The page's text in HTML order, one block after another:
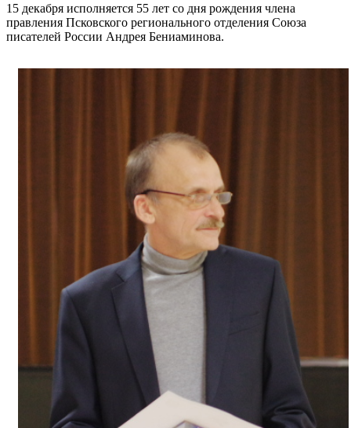
15 декабря исполняется 55 лет со дня рождения члена
правления Псковского регионального отделения Союза
писателей России Андрея Бениаминова.